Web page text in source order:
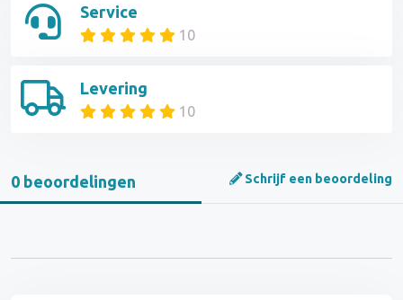
Service
10
Levering
10
0 beoordelingen Schrijf een beoordeling